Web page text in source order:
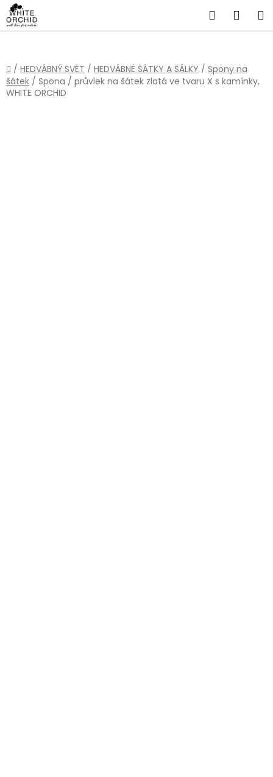
Přejít
na
obsah
Hledat
Domů
/ HEDVÁBNÝ SVĚT / HEDVÁBNÉ ŠÁTKY A ŠÁLKY / Spony na
šátek / Spona / průvlek na šátek zlatá ve tvaru X s kamínky,
WHITE ORCHID